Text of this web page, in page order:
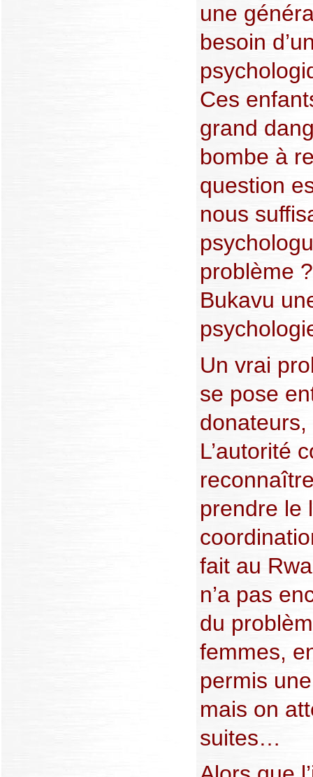
une
besoin
Ces
grand
bombe à
question
nous
problème
Bukavu
Un vrai
se pose
L’autorité
prendre le
fait au
n’a pas
du
femmes,
permis
mais on
suites…